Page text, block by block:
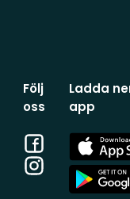
Följ
oss
Facebook
Instagram
Ladda
app
App
Store
App
Store